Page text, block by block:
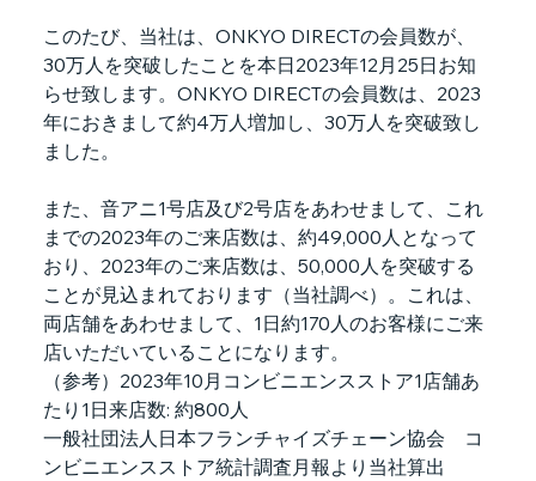
このたび、当社は、 ONKYO DIRECTの会員数が、
30万人を突破したことを本日2023年12月 25日お知
らせ致します。 ONKYO DIRECTの会員数は、 2023
年におきまして約4万人増加し、 30万人を突破致し
ました。
また、音アニ1号店及び2号店をあわせまして、これ
までの2023年のご来店数は、約49,000人となって
おり、 2023年のご来店数は、 50,000人を突破する
ことが見込まれております（当社調べ）。これは、
両店舗をあわせまして、 1 日約170人のお客様にご来
店いただいていることになります。
（参考） 2023年10月コンビニエンスストア1 店舗あ
たり 1 日来店数: 約800人
一般社団法人日本フランチャイズチェーン協会　コ
ンビニエンスストア統計調査月報より当社算出